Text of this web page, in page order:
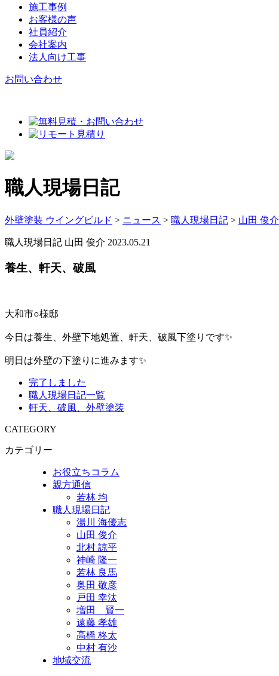
施工事例
お客様の声
社員紹介
会社案内
法人向け工事
お問い合わせ
職人現場日記
外壁塗装 ウイングビルド > ニュース > 職人現場日記 > 山田 俊介
職人現場日記 山田 俊介 2023.05.21
養生、軒天、破風
大和市○様邸
今日は養生、外壁下地処置、軒天、破風下塗りです✨
明日は外壁の下塗りに進みます✨
完了しました
職人現場日記一覧
軒天、破風、外壁塗装
CATEGORY
カテゴリー
お役立ちコラム
親方通信
若林 均
職人現場日記
湯川 海優志
山田 俊介
北村 諒平
神崎 隆一
若林 良馬
奥田 敬彦
戸田 幸汰
増田 賢一
遠藤 孝雄
高橋 柊太
中村 有沙
地域交流